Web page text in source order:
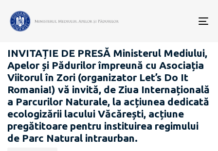
COMUNICATE DE PRESĂ
INVITAȚIE DE PRESĂ Ministerul Mediului,
Apelor și Pădurilor împreună cu Asociația
Viitorul în Zori (organizator Let’s Do It
Romania!) vă invită, de Ziua Internațională
a Parcurilor Naturale, la acțiunea dedicată
ecologizării lacului Văcărești, acțiune
pregătitoare pentru instituirea regimului
de Parc Natural intraurban.
publicării: